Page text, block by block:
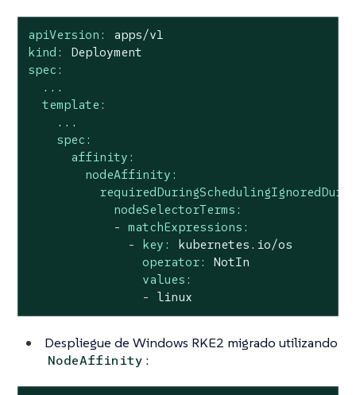
apiVersion:
apps/v1
kind:
Deployment
spec:
...
template:
...
spec:
affinity:
nodeAffinity:
nodeSelectorTerms:
- matchExpressions:
-
key:
kubernetes.io/os
operator:
NotIn
values:
-
linux
Despliegue de Windows RKE2 migrado utilizando
NodeAffinity :